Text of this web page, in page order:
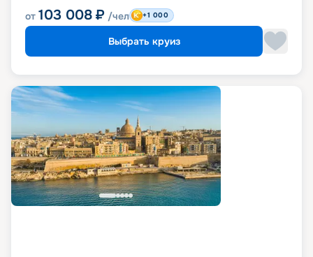
от 103 008 ₽ /чел +1 000
Выбрать круиз